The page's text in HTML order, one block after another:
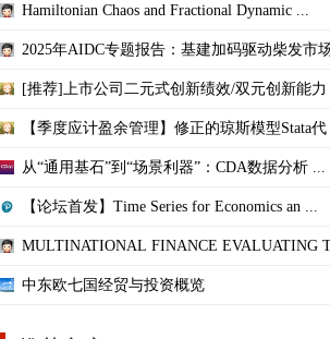
Hamiltonian Chaos and Fractional Dynamic ...
2025年AIDC专题报告：基建加码驱动柴发市场
[推荐]上市公司二元式创新绩效/双元创新能力
【季度应计盈余管理】修正的琼斯模型Stata代
从“通用基石”到“场景利器”：CDA数据分析 ...
【论坛首发】Time Series for Economics an ...
MULTINATIONAL FINANCE EVALUATING
中东欧七国经贸与投资概览